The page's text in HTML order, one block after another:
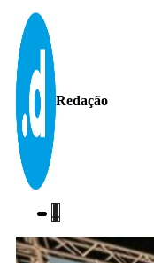
Redação